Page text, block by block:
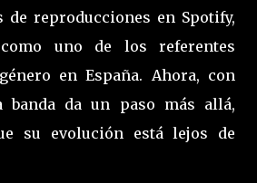
de reproducciones en Spotify,
como uno de los referentes
en España. Ahora, con
banda da un paso más allá,
su evolución está lejos de